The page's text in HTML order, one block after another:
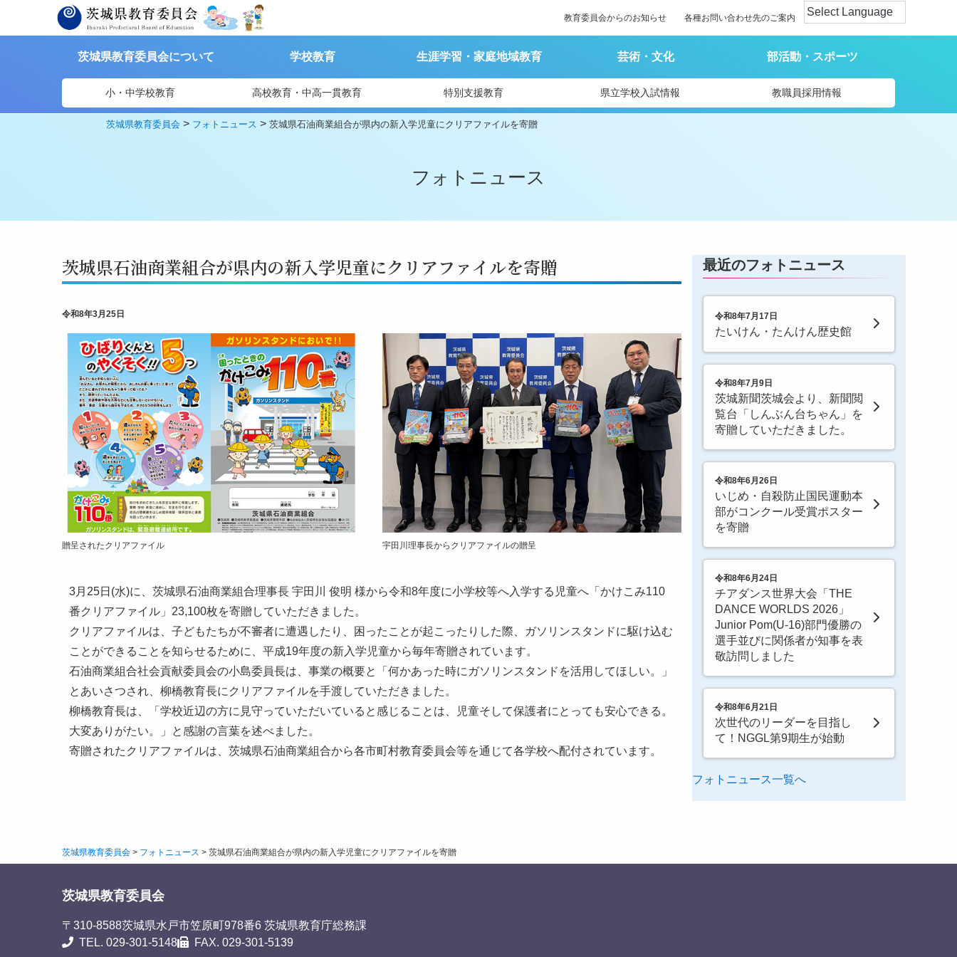
教育委員会からのお知らせ 各種お問い合わせ先のご案内
茨城県教育委員会について 学校教育 生涯学習・家庭地域教育 芸術・文化 部活動・スポーツ
小・中学校教育 高校教育・中高一貫教育 特別支援教育 県立学校入試情報 教職員採用情報
茨城県教育委員会 > フォトニュース >茨城県石油商業組合が県内の新入学児童にクリアファイルを寄贈
フォトニュース
茨城県石油商業組合が県内の新入学児童にクリアファイルを寄贈
令和8年3月25日
贈呈されたクリアファイル 宇田川理事長からクリアファイルの贈呈
3月25日(水)に、茨城県石油商業組合理事長 宇田川 俊明 様から令和8年度に小学校等へ入学する児童へ「かけこみ110
番クリアファイル」23,100枚を寄贈していただきました。
クリアファイルは、子どもたちが不審者に遭遇したり、困ったことが起こったりした際、ガソリンスタンドに駆け込む
ことができることを知らせるために、平成19年度の新入学児童から毎年寄贈されています。
石油商業組合社会貢献委員会の小島委員長は、事業の概要と「何かあった時にガソリンスタンドを活用してほしい。」
とあいさつされ、柳橋教育長にクリアファイルを手渡していただきました。
柳橋教育長は、「学校近辺の方に見守っていただいていると感じることは、児童そして保護者にとっても安心できる。
大変ありがたい。」と感謝の言葉を述べました。
寄贈されたクリアファイルは、茨城県石油商業組合から各市町村教育委員会等を通じて各学校へ配付されています。
最近のフォトニュース
令和8年7月17日
たいけん・たんけん歴史館
令和8年7月9日
茨城新聞茨城会より、新聞閲
覧台「しんぶん台ちゃん」を
寄贈していただきました。
令和8年6月26日
いじめ・自殺防止国民運動本
部がコンクール受賞ポスター
を寄贈
令和8年6月24日
チアダンス世界大会「THE
DANCE WORLDS 2026」
Junior Pom(U-16)部門優勝の
選手並びに関係者が知事を表
敬訪問しました
令和8年6月21日
次世代のリーダーを目指し
て！NGGL第9期生が始動
フォトニュース一覧へ
茨城県教育委員会 > フォトニュース > 茨城県石油商業組合が県内の新入学児童にクリアファイルを寄贈
茨城県教育委員会
〒310-8588茨城県水戸市笠原町978番6 茨城県教育庁総務課
TEL. 029-301-5148
FAX. 029-301-5139